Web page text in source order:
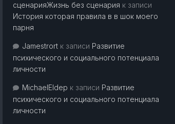
сценарияЖизнь без сценария к записи
История которая правила в в шок моего
парня
Jamestrort к записи Развитие
психического и социального потенциала
личности
MichaelEldep к записи Развитие
психического и социального потенциала
личности